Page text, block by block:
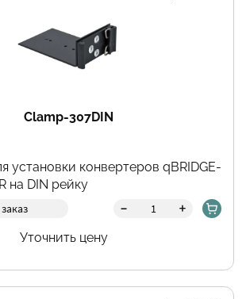
Clamp-307DIN
установки конвертеров qBRIDGE-
на DIN рейку
- +
Уточнить цену